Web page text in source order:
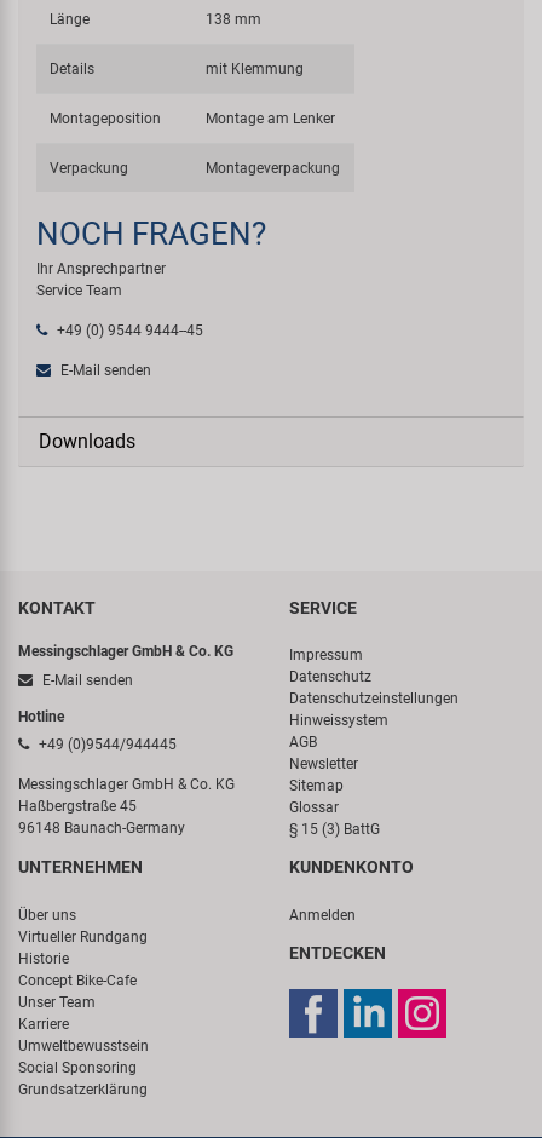
Länge 138 mm
Details mit Klemmung
Montageposition Montage am Lenker
Verpackung Montageverpackung
NOCH FRAGEN?
Ihr Ansprechpartner
Service Team
+49 (0) 9544 9444--45
E-Mail senden
Downloads
KONTAKT
Messingschlager GmbH & Co. KG
E-Mail senden
Hotline
+49 (0)9544/944445
Messingschlager GmbH & Co. KG
Haßbergstraße 45
96148 Baunach-Germany
SERVICE
Impressum
Datenschutz
Datenschutzeinstellungen
Hinweissystem
AGB
Newsletter
Sitemap
Glossar
§ 15 (3) BattG
UNTERNEHMEN
Über uns
Virtueller Rundgang
Historie
Concept Bike-Cafe
Unser Team
Karriere
Umweltbewusstsein
Social Sponsoring
Grundsatzerklärung
KUNDENKONTO
Anmelden
ENTDECKEN